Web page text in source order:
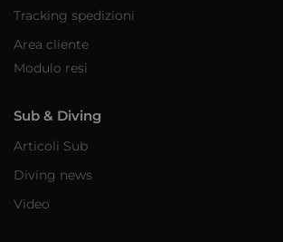
Tracking spedizioni
Area cliente
Modulo resi
Sub & Diving
Articoli Sub
Diving news
Video